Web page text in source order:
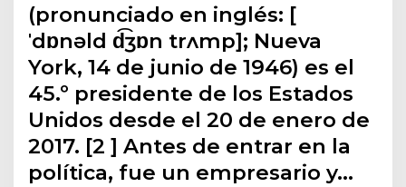
(pronunciado en inglés: [
ˈdɒnəld d͡ʒɒn trʌmp]; Nueva
York, 14 de junio de 1946) es el
45.º presidente de los Estados
Unidos desde el 20 de enero de
2017. [2 ] Antes de entrar en la
política, fue un empresario y…